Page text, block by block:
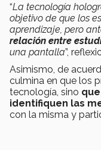
“La tecnología
objetivo de que los
aprendizaje, pero
relación entre
una pantalla”,
Asimismo, de
culmina en que los
tecnología, sino
identifiquen las
con la misma y